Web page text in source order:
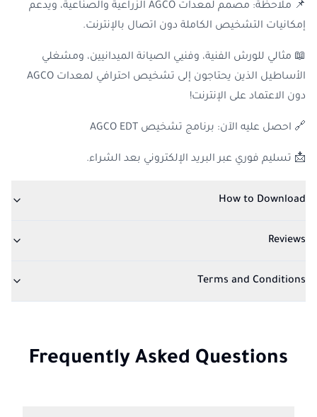
📌 ملاحظة: مصمم لمعدات AGCO الزراعية والصناعية، ويدعم
إمكانيات التشخيص الكاملة دون اتصال بالإنترنت.
📖 مثالي للورش الفنية، وفنيي الصيانة الميدانيين، ومشغلي
الأساطيل الذين يحتاجون إلى تشخيص احترافي لمعدات AGCO
دون الاعتماد على الإنترنت!
🔗 احصل عليه الآن: برنامج تشخيص AGCO EDT
📩 تسليم فوري عبر البريد الإلكتروني بعد الشراء.
How to Download
Reviews
Terms and Conditions
Frequently Asked Questions